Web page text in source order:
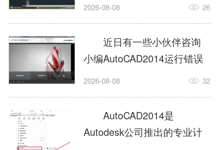
用图案填充的内容，还有不
清楚小伙伴和小编一起去学
习一下吧。1.打开
AutoCAD2014这款软件，进
入AutoCAD2014的操作界
面，如图所示：2.在该界面内
找到矩形选项，如图所示：3.
2026-08-08 26
近日有一些小伙伴咨询
小编AutoCAD2014运行错误
怎么办?下面就为大家带来了
办的解决方法，有需要的小
伙伴可以来了解了解哦。1.打
开控制面板，选择
2026-08-08 32
AutoCAD2014是
Autodesk公司推出的专业计